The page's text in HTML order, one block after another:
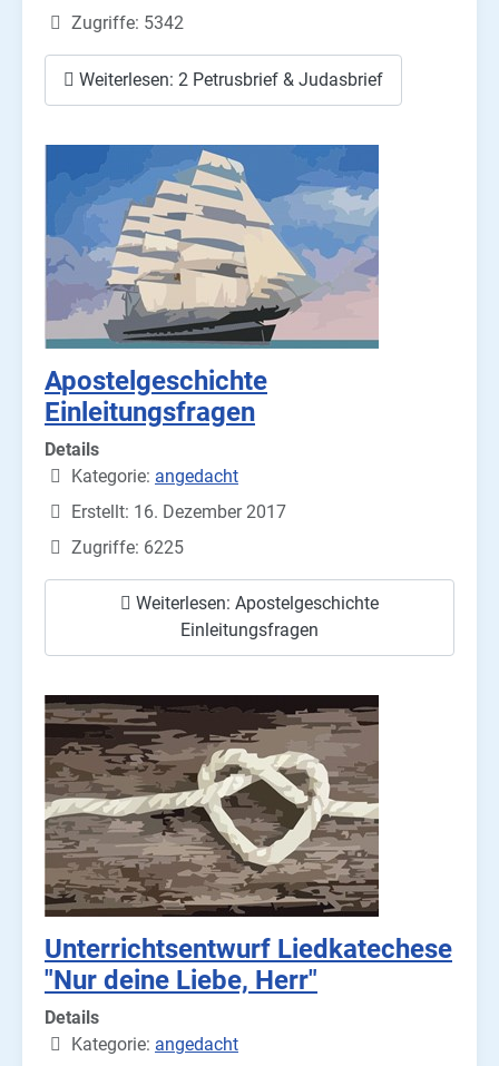
Zugriffe: 5342
Weiterlesen: 2 Petrusbrief & Judasbrief
Apostelgeschichte
Einleitungsfragen
Details
Kategorie: angedacht
Erstellt: 16. Dezember 2017
Zugriffe: 6225
Weiterlesen: Apostelgeschichte
Einleitungsfragen
Unterrichtsentwurf Liedkatechese
"Nur deine Liebe, Herr"
Details
Kategorie: angedacht